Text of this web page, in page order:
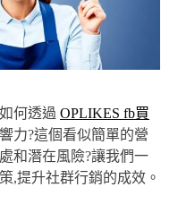
何透過 OPLIKES fb買
力?這個看似簡單的營
和潛在風險?讓我們一
,提升社群行銷的成效。